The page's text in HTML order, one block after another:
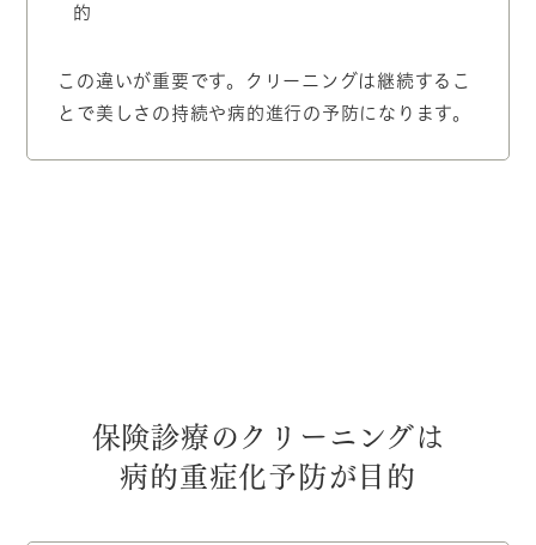
的
この違いが重要です。クリーニングは継続するこ
とで美しさの持続や病的進行の予防になります。
保険診療のクリーニングは
病的重症化予防が目的